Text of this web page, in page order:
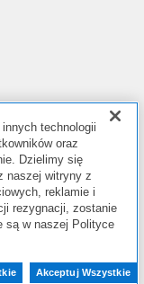
technologii
oraz
Dzielimy się
naszej witryny z
reklamie i
rezygnacji, zostanie
są w naszej Polityce
Akceptuj Wszystkie